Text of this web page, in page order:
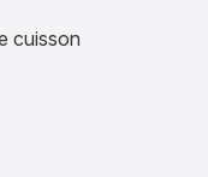
cuisson